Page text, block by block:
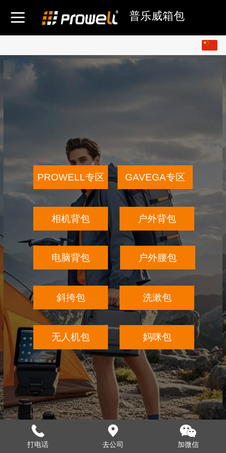
普乐威箱包
相机背包
电脑背包
户外背包
PROWELL专区 GAVEGA专区
户外腰包
斜挎包
无人机包
洗漱包
妈咪包
打电话 去公司 加微信